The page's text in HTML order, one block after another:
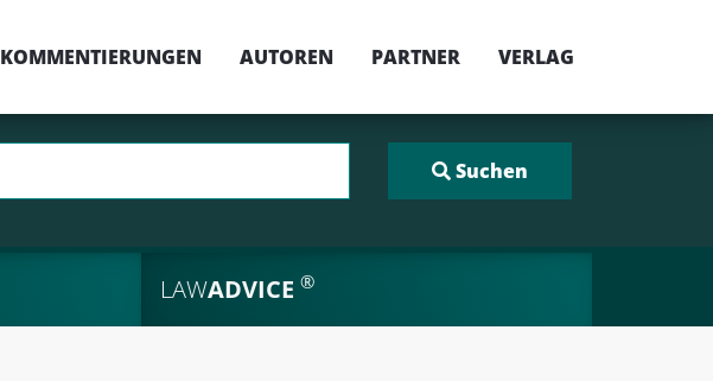
KOMMENTIERUNGEN AUTOREN PARTNER VERLAG
LAWADVICE ®